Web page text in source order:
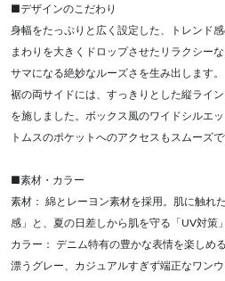
■デザインのこだわり
身幅をたっぷりと広く設定した、トレンド
まわりを大きくドロップさせたリラクシー
サマになる絶妙なルーズさを生み出します。
裾の両サイドには、すっきりとした縦ライ
を施しました。ボックス風のワイドシルエ
トムスのポケットへのアクセスもスムーズで
■素材・カラー
素材： 綿とレーヨン素材を採用。肌に触れ
感」と、夏の日差しから肌を守る「UV対策
カラー： デニム特有の豊かな表情を楽しめ
漂うグレー、カジュアルすぎず端正なワン